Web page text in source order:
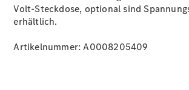
Volt-Steckdose, optional sind
erhältlich.
Artikelnummer: A0008205409